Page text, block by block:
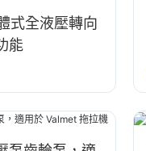
式全液壓轉向
能